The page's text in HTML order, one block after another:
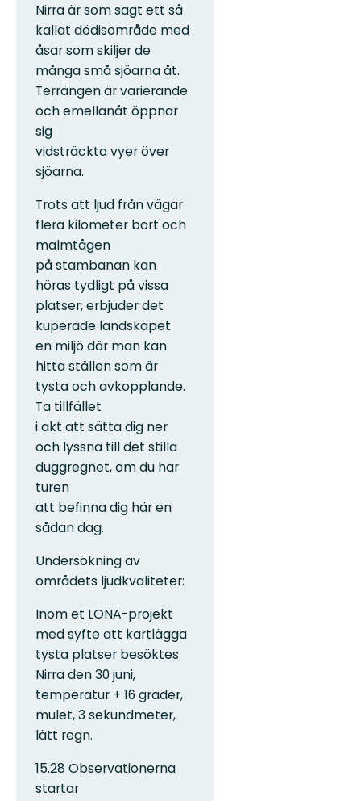
Nirra är som sagt ett så
kallat dödisområde med
åsar som skiljer de
många små sjöarna åt.
Terrängen är varierande
och emellanåt öppnar
sig
vidsträckta vyer över
sjöarna.
Trots att ljud från vägar
flera kilometer bort och
malmtågen
på stambanan kan
höras tydligt på vissa
platser, erbjuder det
kuperade landskapet
en miljö där man kan
hitta ställen som är
tysta och avkopplande.
Ta tillfället
i akt att sätta dig ner
och lyssna till det stilla
duggregnet, om du har
turen
att befinna dig här en
sådan dag.
Undersökning av
områdets ljudkvaliteter:
Inom et LONA-projekt
med syfte att kartlägga
tysta platser besöktes
Nirra den 30 juni,
temperatur + 16 grader,
mulet, 3 sekundmeter,
lätt regn.
15.28 Observationerna
startar